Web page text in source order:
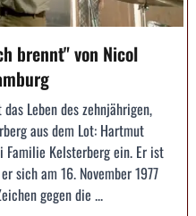
brennt" von Nicol
Leben des zehnjährigen,
aus dem Lot: Hartmut
Kelsterberg ein. Er ist
sich am 16. November 1977
gegen die ...